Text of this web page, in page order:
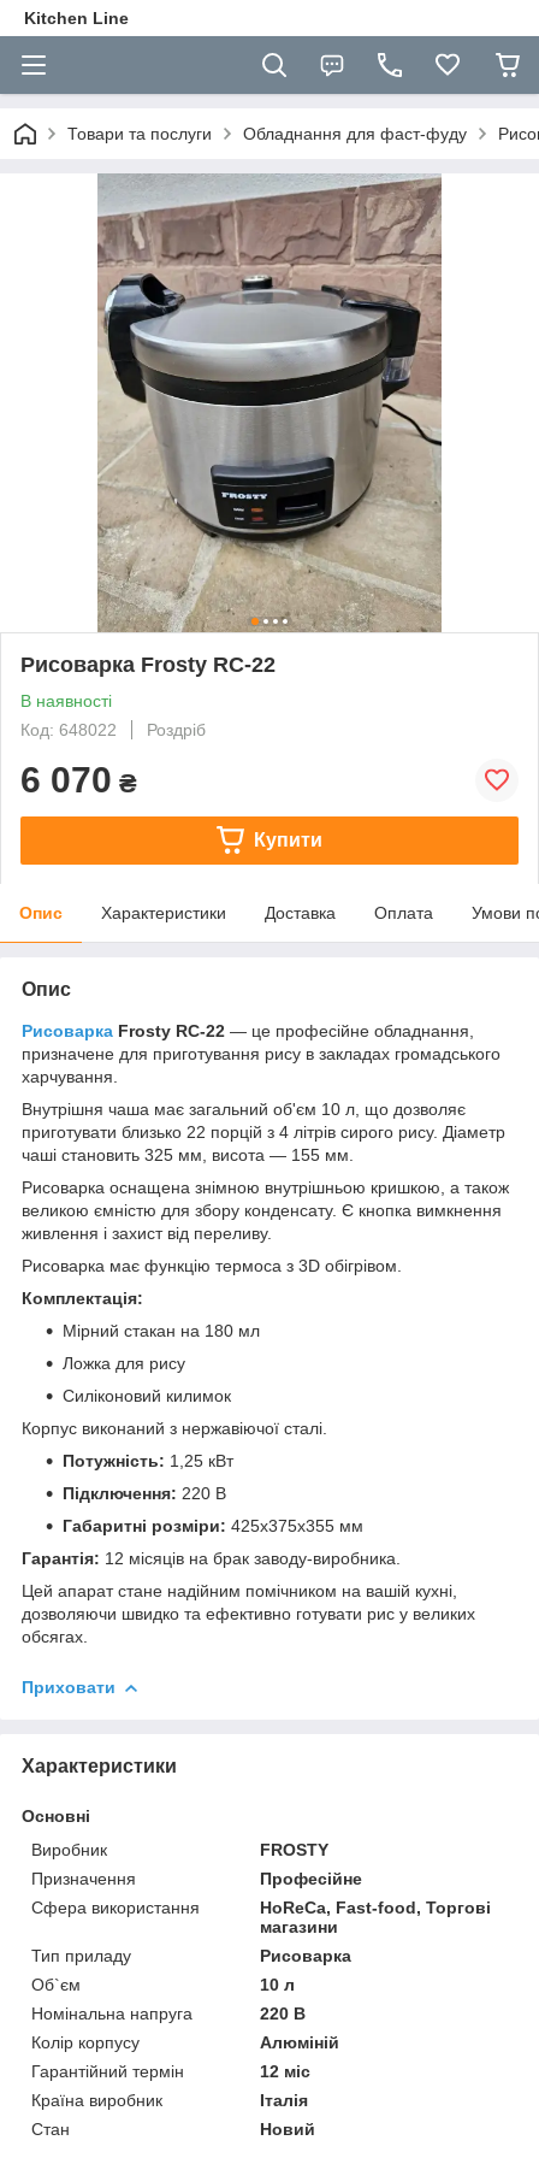
Kitchen Line
Товари та послуги Обладнання для фаст-фуду
Рисоварка Frosty RC-22
В наявності
Код: 648022
Роздріб
6 070 ₴
Купити
Опис Характеристики Доставка Оплата Умови
Опис
Рисоварка Frosty RC-22 — це професійне обладнання,
призначене для приготування рису в закладах громадського
харчування.
Внутрішня чаша має загальний об'єм 10 л, що дозволяє
приготувати близько 22 порцій з 4 літрів сирого рису. Діаметр
чаші становить 325 мм, висота — 155 мм.
Рисоварка оснащена знімною внутрішньою кришкою, а також
великою ємністю для збору конденсату. Є кнопка вимкнення
живлення і захист від переливу.
Рисоварка має функцію термоса з 3D обігрівом.
Комплектація:
Мірний стакан на 180 мл
Ложка для рису
Силіконовий килимок
Корпус виконаний з нержавіючої сталі.
Потужність: 1,25 кВт
Підключення: 220 В
Габаритні розміри: 425x375x355 мм
Гарантія: 12 місяців на брак заводу-виробника.
Цей апарат стане надійним помічником на вашій кухні,
дозволяючи швидко та ефективно готувати рис у великих
обсягах.
Приховати
Характеристики
Основні
Виробник
FROSTY
Призначення
Професійне
Сфера використання
HoReCa, Fast-food, Торгові
магазини
Тип приладу
Рисоварка
Об`єм
10 л
Номінальна напруга
220 В
Колір корпусу
Алюміній
Гарантійний термін
12 міс
Країна виробник
Італія
Стан
Новий